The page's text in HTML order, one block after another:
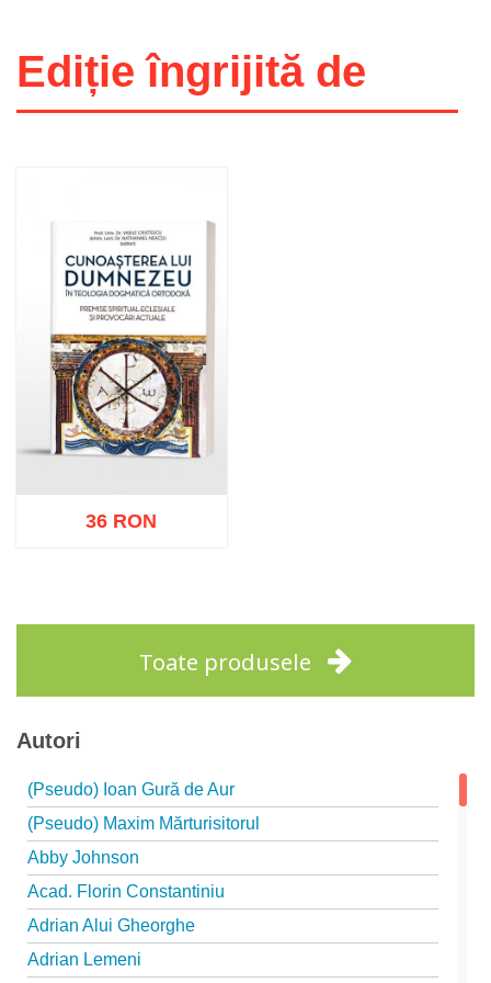
Adaugă în coș Wishlist
Ediție îngrijită de
36 RON
Toate produsele
Autori
(Pseudo) Ioan Gură de Aur
(Pseudo) Maxim Mărturisitorul
Abby Johnson
Acad. Florin Constantiniu
Adrian Alui Gheorghe
Adrian Lemeni